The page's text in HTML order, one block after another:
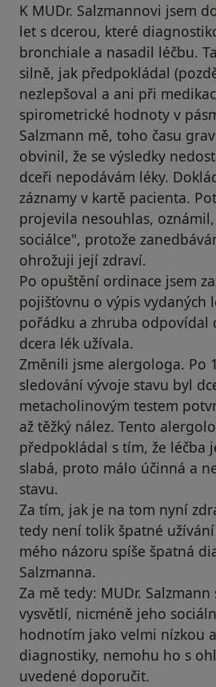
K MUDr. Salzmannovi jsem
let s dcerou, které
bronchiale a nasadil léčbu.
silně, jak předpokládal
nezlepšoval a ani při
spirometrické hodnoty v
Salzmann mě, toho času
obvinil, že se výsledky
dceři nepodávám léky.
záznamy v kartě pacienta.
projevila nesouhlas,
sociálce", protože
ohrožuji její zdraví.
Po opuštění ordinace jsem
pojišťovnu o výpis vydaných
pořádku a zhruba odpovídal
dcera lék užívala.
Změnili jsme alergologa. Po
sledování vývoje stavu byl
metacholinovým testem
až těžký nález. Tento
předpokládal s tím, že léčba
slabá, proto málo účinná a
stavu.
Za tím, jak je na tom nyní
tedy není tolik špatné
mého názoru spíše špatná
Salzmanna.
Za mě tedy: MUDr. Salzmann
vysvětlí, nicméně jeho
hodnotím jako velmi nízkou
diagnostiky, nemohu ho s
uvedené doporučit.